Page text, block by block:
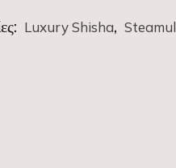
Luxury Shisha,